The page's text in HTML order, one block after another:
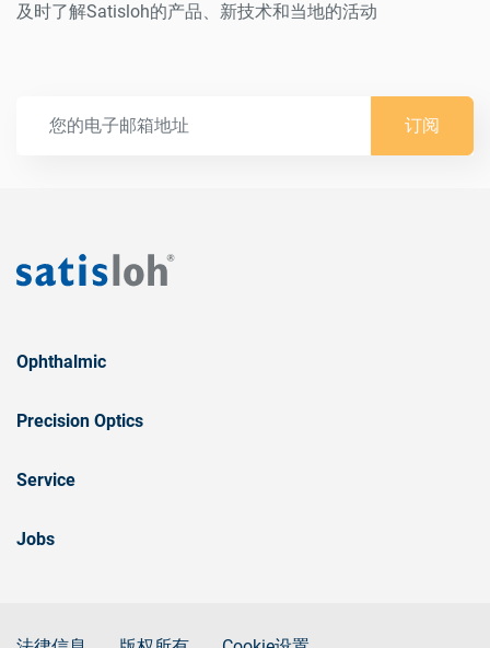
及时了解Satisloh的产品、新技术和当地的活动
订阅
Ophthalmic
Precision Optics
Service
Jobs